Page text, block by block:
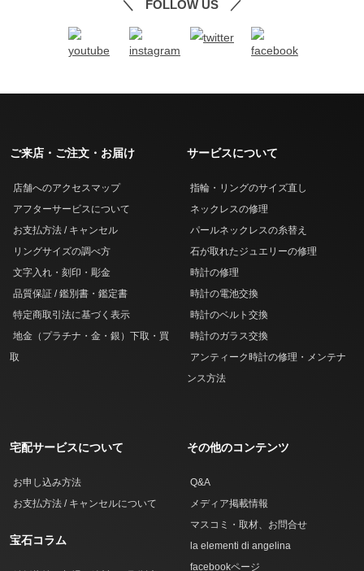
FOLLOW US
ご来店・ご注文・お届け
店舗へのアクセスマップ
アフターサービスについて
お支払方法 / キャンセル
リングサイズの調べ方
文字入れ・刻印・彫金
品質保証 / 鑑別書・鑑定書
特定商取引法に基づく表示
地金（プラチナ・金・銀）下取・買
取
サービスについて
指輪・リングのサイズ直し
ネックレスの修理
パールネックレスの糸替え
石が取れたジュエリーの修理
時計の修理
時計の電池交換
時計のベルト交換
時計のガラス交換
アンティーク時計の修理・メンテナ
ンス方法
宅配サービスについて
お申し込み方法
お支払方法 / キャンセルについて
宝石コラム
その他のコンテンツ
Q&A
メディア掲載情報
マスコミ・取材、お問合せ
la elementi di angelina
facebookページ